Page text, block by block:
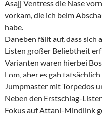
Asajj Ventress die Nase
vorkam, die ich beim
habe.
Daneben fällt auf, dass sich
Listen großer Beliebtheit
Varianten waren hierbei
Lom, aber es gab
Jumpmaster mit Torpedos
Neben den Erstschlag-
Fokus auf Attani-Mindlink